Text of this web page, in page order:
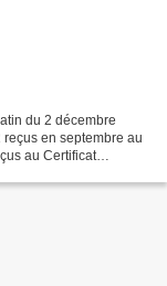
du 2 décembre
en septembre au
au Certificat